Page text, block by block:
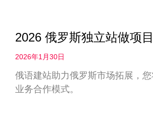
2026 俄罗斯独立站做项
2026年1月30日
俄语建站助力俄罗斯市场拓展，
业务合作模式。